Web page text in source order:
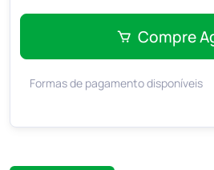
Compre
Formas de pagamento disponíveis